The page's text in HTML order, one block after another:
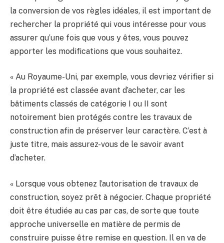
la conversion de vos règles idéales, il est important de
rechercher la propriété qui vous intéresse pour vous
assurer qu’une fois que vous y êtes, vous pouvez
apporter les modifications que vous souhaitez.
« Au Royaume-Uni, par exemple, vous devriez vérifier si
la propriété est classée avant d’acheter, car les
bâtiments classés de catégorie I ou II sont
notoirement bien protégés contre les travaux de
construction afin de préserver leur caractère. C’est à
juste titre, mais assurez-vous de le savoir avant
d’acheter.
« Lorsque vous obtenez l’autorisation de travaux de
construction, soyez prêt à négocier. Chaque propriété
doit être étudiée au cas par cas, de sorte que toute
approche universelle en matière de permis de
construire puisse être remise en question. Il en va de